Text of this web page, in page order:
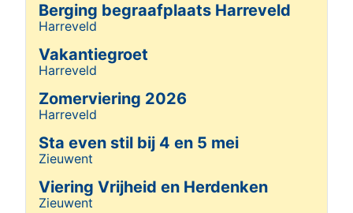
Berging begraafplaats Harreveld
Details
Harreveld
Vakantiegroet
Details
Harreveld
Zomerviering 2026
Details
Harreveld
Sta even stil bij 4 en 5 mei
Details
Zieuwent
Viering Vrijheid en Herdenken
Details
Zieuwent